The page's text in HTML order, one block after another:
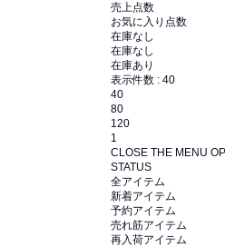
売上点数
お気に入り点数
在庫なし
在庫なし
在庫あり
表示件数 : 40
40
80
120
1
CLOSE THE MENU
STATUS
全アイテム
新着アイテム
予約アイテム
売れ筋アイテム
再入荷アイテム